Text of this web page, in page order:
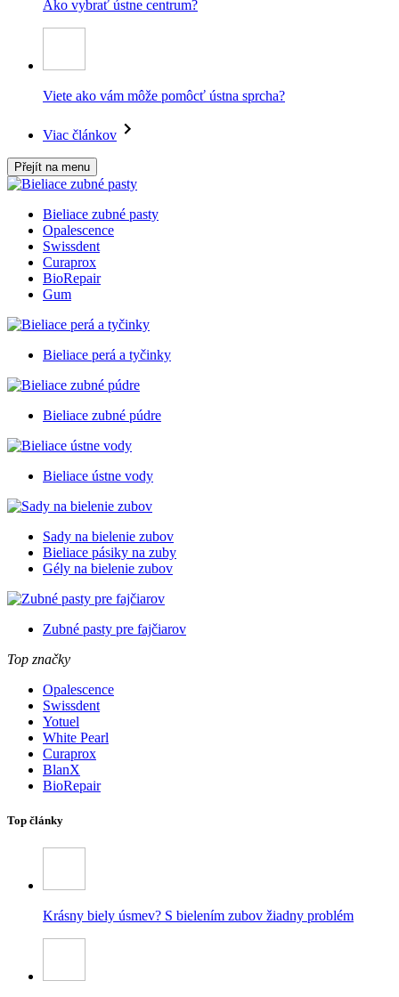
Ako vybrať ústne centrum?
Viete ako vám môže pomôcť ústna sprcha?
Viac článkov
Přejít na menu
Bieliace zubné pasty
Opalescence
Swissdent
Curaprox
BioRepair
Gum
Bieliace perá a tyčinky
Bieliace zubné púdre
Bieliace ústne vody
Sady na bielenie zubov
Bieliace pásiky na zuby
Gély na bielenie zubov
Zubné pasty pre fajčiarov
Top značky
Opalescence
Swissdent
Yotuel
White Pearl
Curaprox
BlanX
BioRepair
Top články
Krásny biely úsmev? S bielením zubov žiadny problém